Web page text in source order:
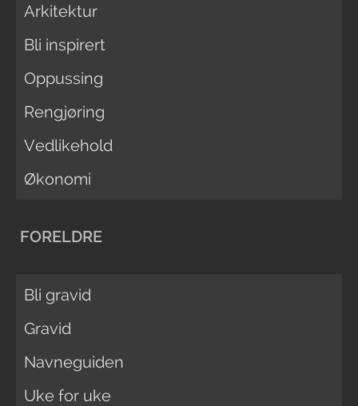
Arkitektur
Bli inspirert
Oppussing
Rengjøring
Vedlikehold
Økonomi
FORELDRE
Bli gravid
Gravid
Navneguiden
Uke for uke